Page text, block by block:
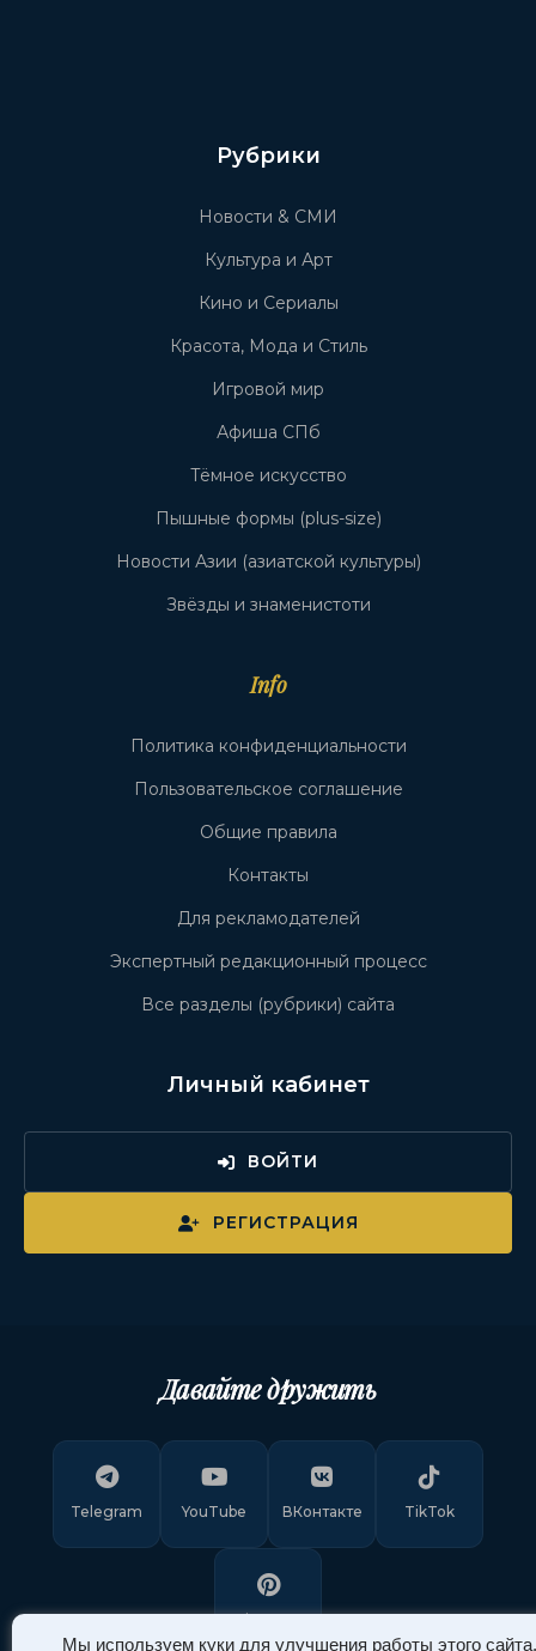
Мы используем куки для улучшения работы этого сайта.
Рубрики
Новости & СМИ
Культура и Арт
Кино и Сериалы
Красота, Мода и Стиль
Игровой мир
Афиша СПб
Тёмное искусство
Пышные формы (plus-size)
Новости Азии (азиатской культуры)
Звёзды и знаменистоти
Info
Политика конфиденциальности
Пользовательское соглашение
Общие правила
Контакты
Для рекламодателей
Экспертный редакционный процесс
Все разделы (рубрики) сайта
Личный кабинет
ВОЙТИ
РЕГИСТРАЦИЯ
Давайте дружить
Telegram YouTube ВКонтакте TikTok
Pinterest